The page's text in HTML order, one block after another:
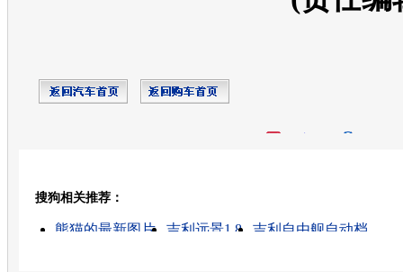
搜狗相关推荐：
熊猫的最新图片 吉利远景1.8
吉利自由舰自动档